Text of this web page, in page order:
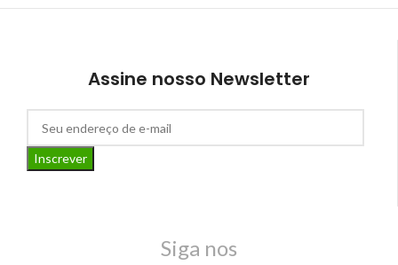
Assine nosso Newsletter
Siga nos